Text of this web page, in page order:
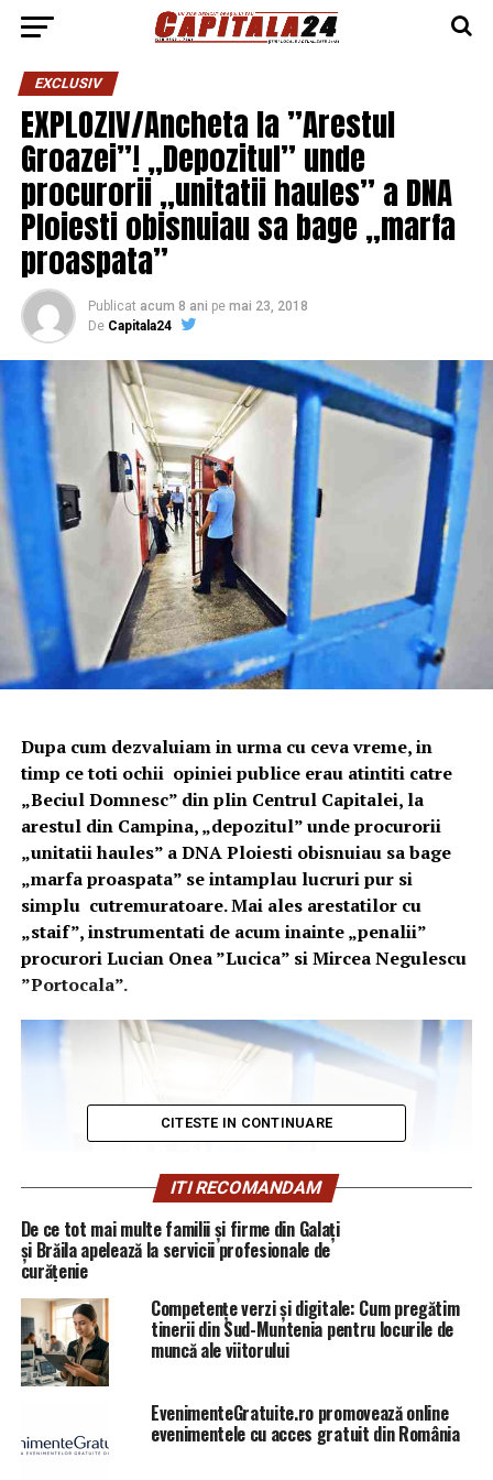
EXCLUSIV
EXPLOZIV/Ancheta la ”Arestul
Groazei”! „Depozitul” unde
procurorii „unitatii haules” a DNA
Ploiesti obisnuiau sa bage „marfa
proaspata”
Publicat acum 8 ani pe mai 23, 2018
De Capitala24
Dupa cum dezvaluiam in urma cu ceva vreme, in
timp ce toti ochii opiniei publice erau atintiti catre
„Beciul Domnesc” din plin Centrul Capitalei, la
arestul din Campina, „depozitul” unde procurorii
„unitatii haules” a DNA Ploiesti obisnuiau sa bage
„marfa proaspata” se intamplau lucruri pur si
simplu cutremuratoare. Mai ales arestatilor cu
„staif”, instrumentati de acum inainte „penalii”
procurori Lucian Onea ”Lucica” si Mircea Negulescu
”Portocala”.
Apar amanunte socante despre atrocitatile din arestul
prahovean
Si unde inclusiv sefi ai unor importante structuri de
CITESTE IN CONTINUARE
ITI RECOMANDAM
De ce tot mai multe familii și firme din Galați
și Brăila apelează la servicii profesionale de
curățenie
Competențe verzi și digitale: Cum pregătim
tinerii din Sud-Muntenia pentru locurile de
muncă ale viitorului
EvenimenteGratuite.ro promovează online
evenimentele cu acces gratuit din România